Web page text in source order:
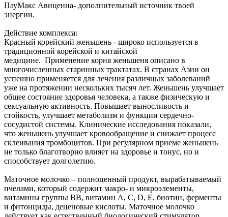
ПауМакс Авиценна- дополнительный источник твоей
энергии.
Действие комплекса:
Красный корейский женьшень - широко используется в
традиционной корейской и китайской
медицине. Применение корня женьшеня описано в
многочисленных старинных трактатах. В странах Азии он
успешно применяется для лечения различных заболеваний
уже на протяжении нескольких тысяч лет. Женьшень улучшает
общее состояние здоровья человека, а также физическую и
сексуальную активность. Повышает выносливость и
стойкость, улучшает метаболизм и функции сердечно-
сосудистой системы. Клинические исследования показали,
что женьшень улучшает кровообращение и снижает процесс
склеивания тромбоцитов. При регулярном приеме женьшень
не только благотворно влияет на здоровье и тонус, но и
способствует долголетию.
Маточное молочко – полноценный продукт, вырабатываемый
пчелами, который содержит макро- и микроэлементы,
витамины группы ВВ, витамин А, С, D, E, биотин, ферменты
и фитонциды, деценовые кислоты. Маточное молочко